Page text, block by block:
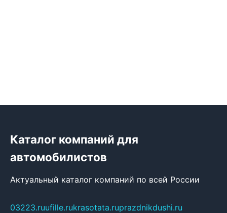
Каталог компаний для
автомобилистов
Актуальный каталог компаний по всей России
03223.ruufille.rukrasotata.ruprazdnikdushi.ru